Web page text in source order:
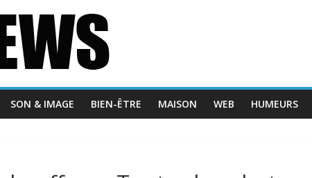
SON & IMAGE BIEN-ÊTRE MAISON WEB HUMEURS